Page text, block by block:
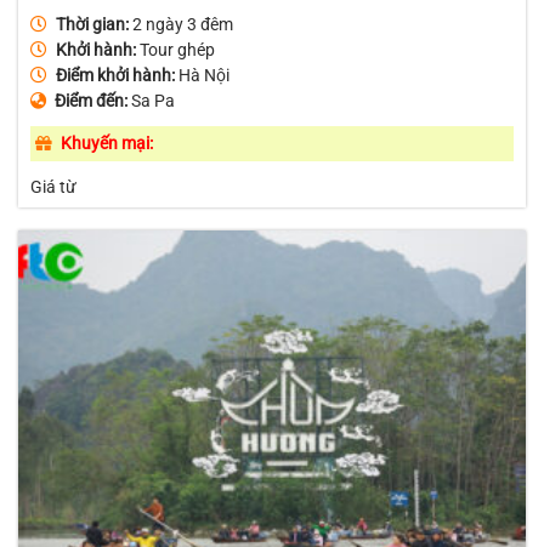
Thời gian:2 ngày 3 đêm
Khởi hành:Tour ghép
Điểm khởi hành:Hà Nội
Điểm đến:Sa Pa
Khuyến mại:
Giá từ